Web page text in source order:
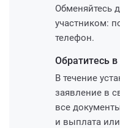
Обменяйтесь
участником:
телефон.
Обратитесь в
В течение
заявление в
все
и выплата